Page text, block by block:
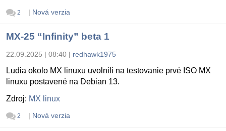
2 | Nová verzia
MX-25 “Infinity” beta 1
22.09.2025 | 08:40 | redhawk1975
Ludia okolo MX linuxu uvolnili na testovanie prvé ISO MX
linuxu postavené na Debian 13.
Zdroj: MX linux
2 | Nová verzia